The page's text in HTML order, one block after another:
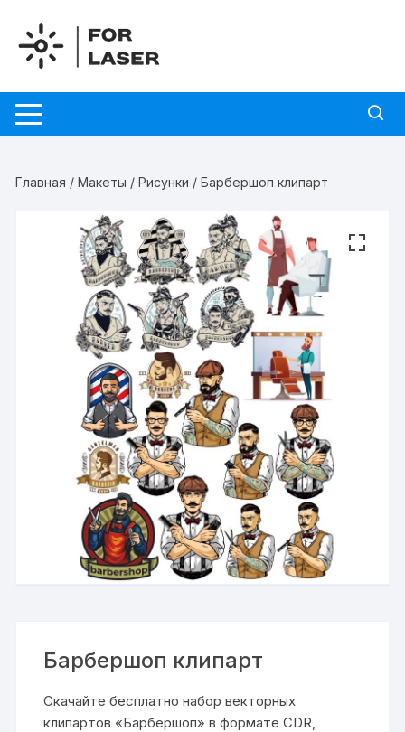
содержимому
Главная /Макеты /Рисунки / Барбершоп клипарт
Барбершоп клипарт
Скачайте бесплатно набор векторных
клипартов «Барбершоп» в формате CDR,